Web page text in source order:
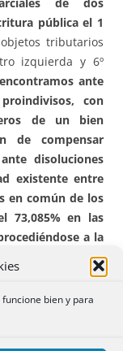
bien y para
de dos
pública el 1
tributarios
izquierda y 6º
ante
con
de un bien
de compensar
disoluciones
existente entre
en común de los
73,085% en las
a la
de bienes,
situación de
sitos en la c/